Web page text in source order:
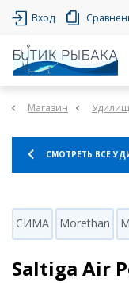
Вход
Магазин
СМОТРЕТЬ ВСЕ
СИМА Morethan
Saltiga Air